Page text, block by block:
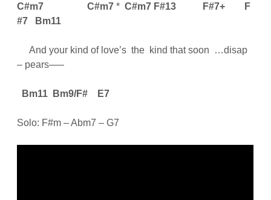
C#m7 C#m7 *C#m7 F#13 F#7+
F
#7
Bm11
And your kind of love’s the kind that soon …disap
– pears—–
Bm11 Bm9/F# E7
Solo: F#m – Abm7 – G7